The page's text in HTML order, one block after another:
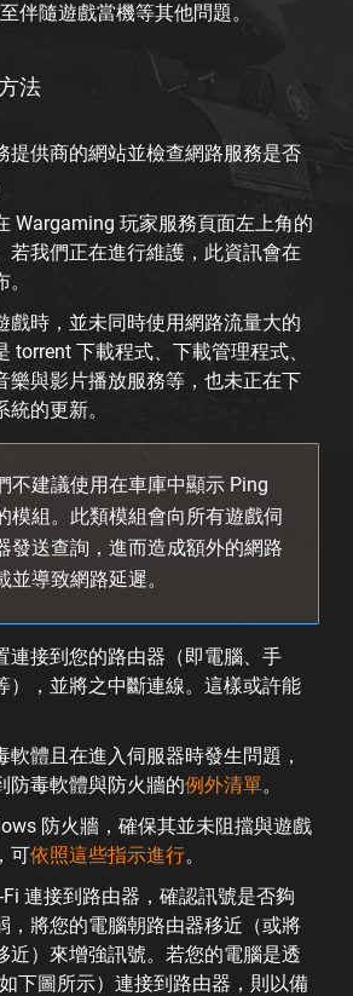
伴隨遊戲當機等其他問題。
法
提供商的網站並檢查網路服務是否
Wargaming 玩家服務頁面左上角的
若我們正在進行維護，此資訊會在
戲時，並未同時使用網路流量大的
torrent 下載程式、下載管理程式、
樂與影片播放服務等，也未正在下
的更新。
不建議使用在車庫中顯示 Ping
模組。此類模組會向所有遊戲伺
發送查詢，進而造成額外的網路
並導致網路延遲。
連接到您的路由器（即電腦、手
），並將之中斷連線。這樣或許能
軟體且在進入伺服器時發生問題，
防毒軟體與防火牆的例外清單。
防火牆，確保其並未阻擋與遊戲
可依照這些指示進行。
連接到路由器，確認訊號是否夠
，將您的電腦朝路由器移近（或將
近）來增強訊號。若您的電腦是透
下圖所示）連接到路由器，則以備